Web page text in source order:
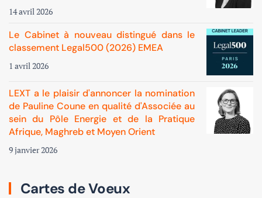
14 avril 2026
Le Cabinet à nouveau distingué dans le
classement Legal500 (2026) EMEA
1 avril 2026
LEXT a le plaisir d'annoncer la nomination
de Pauline Coune en qualité d'Associée au
sein du Pôle Energie et de la Pratique
Afrique, Maghreb et Moyen Orient
9 janvier 2026
Cartes de Voeux